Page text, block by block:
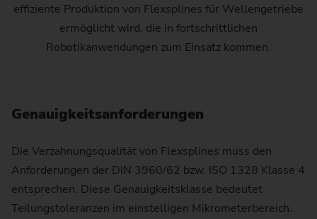
effiziente Produktion von Flexsplines für Wellengetriebe
ermöglicht wird, die in fortschrittlichen
Robotikanwendungen zum Einsatz kommen.
Genauigkeitsanforderungen
Die Verzahnungsqualität von Flexsplines muss den
Anforderungen der DIN 3960/62 bzw. ISO 1328 Klasse 4
entsprechen. Diese Genauigkeitsklasse bedeutet
Teilungstoleranzen im einstelligen Mikrometerbereich.